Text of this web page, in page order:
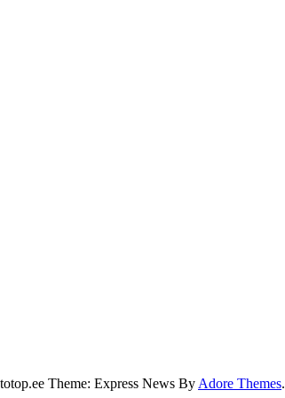
Theme: Express News By Adore Themes.